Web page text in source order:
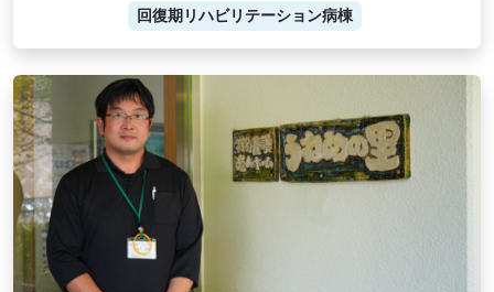
回復期リハビリテーション病棟